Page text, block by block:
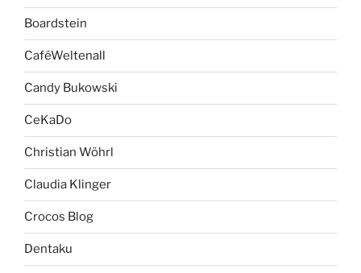
Boardstein
CaféWeltenall
Candy Bukowski
CeKaDo
Christian Wöhrl
Claudia Klinger
Crocos Blog
Dentaku